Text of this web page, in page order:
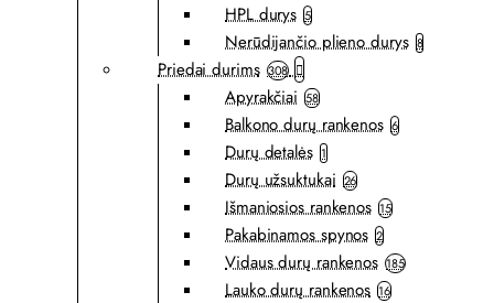
HPL durys 5
Nerūdijančio plieno durys 8
Priedai durims 308
Apyrakčiai 58
Balkono durų rankenos 6
Durų detalės 1
Durų užsuktukai 26
Išmaniosios rankenos 15
Pakabinamos spynos 2
Vidaus durų rankenos 185
Lauko durų rankenos 16